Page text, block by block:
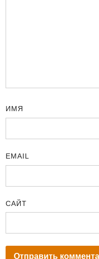
ИМЯ
EMAIL
САЙТ